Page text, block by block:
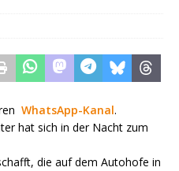
WhatsApp-Kanal.
hat sich in der Nacht zum
die auf dem Autohofe in